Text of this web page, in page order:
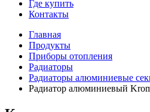
Где купить
Контакты
Главная
Продукты
Приборы отопления
Радиаторы
Радиаторы алюминиевые
Радиатор алюминиевый